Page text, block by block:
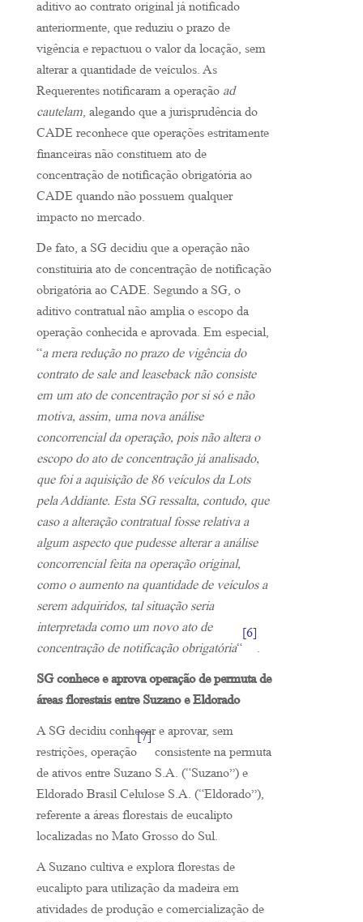
aditivo ao contrato original já notificado
anteriormente, que reduziu o prazo de
vigência e repactuou o valor da locação, sem
alterar a quantidade de veículos. As
Requerentes notificaram a operação ad
cautelam, alegando que a jurisprudência do
CADE reconhece que operações estritamente
financeiras não constituem ato de
concentração de notificação obrigatória ao
CADE quando não possuem qualquer
impacto no mercado.
De fato, a SG decidiu que a operação não
constituiria ato de concentração de notificação
obrigatória ao CADE. Segundo a SG, o
aditivo contratual não amplia o escopo da
operação conhecida e aprovada. Em especial,
“a mera redução no prazo de vigência do
contrato de sale and leaseback não consiste
em um ato de concentração por si só e não
motiva, assim, uma nova análise
concorrencial da operação, pois não altera o
escopo do ato de concentração já analisado,
que foi a aquisição de 86 veículos da Lots
pela Addiante. Esta SG ressalta, contudo, que
caso a alteração contratual fosse relativa a
algum aspecto que pudesse alterar a análise
concorrencial feita na operação original,
como o aumento na quantidade de veículos a
serem adquiridos, tal situação seria
interpretada como um novo ato de
concentração de notificação obrigatória“
[6]
.
SG conhece e aprova operação de permuta de
áreas florestais entre Suzano e Eldorado
A SG decidiu conhecer e aprovar, sem
restrições, operação
[7]
consistente na permuta
de ativos entre Suzano S.A. (“Suzano”) e
Eldorado Brasil Celulose S.A. (“Eldorado”),
referente a áreas florestais de eucalipto
localizadas no Mato Grosso do Sul.
A Suzano cultiva e explora florestas de
eucalipto para utilização da madeira em
atividades de produção e comercialização de